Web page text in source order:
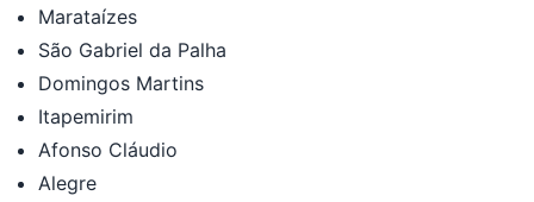
Marataízes
São Gabriel da Palha
Domingos Martins
Itapemirim
Afonso Cláudio
Alegre